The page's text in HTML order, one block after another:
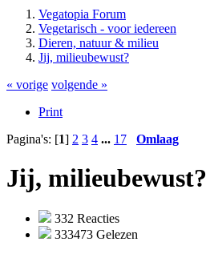
Vegatopia Forum
Vegetarisch - voor iedereen
Dieren, natuur & milieu
Jij, milieubewust?
« vorige volgende »
Print
Pagina's: [1] 2 3 4 ... 17 Omlaag
Jij, milieubewust?
332 Reacties
333473 Gelezen